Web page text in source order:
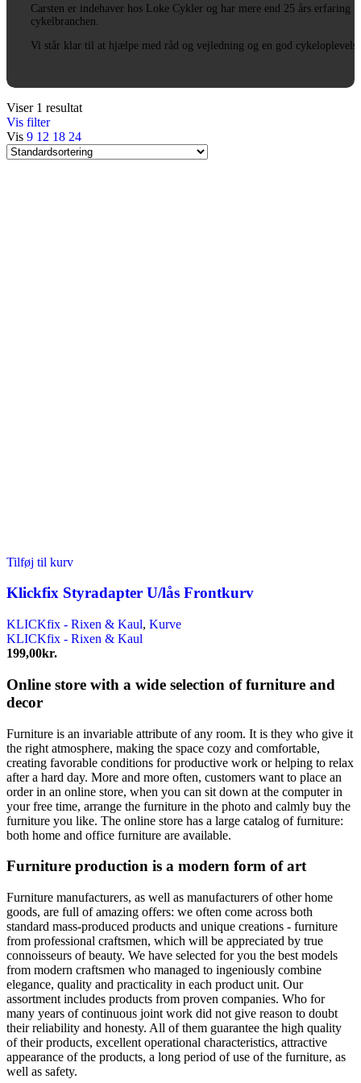
Carsten er indehaver hos Loke Cykler og har mere end 25 års erfaring i
cykelbranchen.
Vi står klar til at hjælpe med råd og vejledning og en god
Viser 1 resultat
Vis filter
Vis 9 12 18 24
Tilføj til kurv
Klickfix Styradapter U/lås Frontkurv
KLICKfix - Rixen & Kaul, Kurve
KLICKfix - Rixen & Kaul
199,00kr.
Online store with a wide selection of furniture and
decor
Furniture is an invariable attribute of any room. It is they who give it
the right atmosphere, making the space cozy and comfortable,
creating favorable conditions for productive work or helping to relax
after a hard day. More and more often, customers want to place an
order in an online store, when you can sit down at the computer in
your free time, arrange the furniture in the photo and calmly buy the
furniture you like. The online store has a large catalog of furniture:
both home and office furniture are available.
Furniture production is a modern form of art
Furniture manufacturers, as well as manufacturers of other home
goods, are full of amazing offers: we often come across both
standard mass-produced products and unique creations - furniture
from professional craftsmen, which will be appreciated by true
connoisseurs of beauty. We have selected for you the best models
from modern craftsmen who managed to ingeniously combine
elegance, quality and practicality in each product unit. Our
assortment includes products from proven companies. Who for
many years of continuous joint work did not give reason to doubt
their reliability and honesty. All of them guarantee the high quality
of their products, excellent operational characteristics, attractive
appearance of the products, a long period of use of the furniture, as
well as safety.